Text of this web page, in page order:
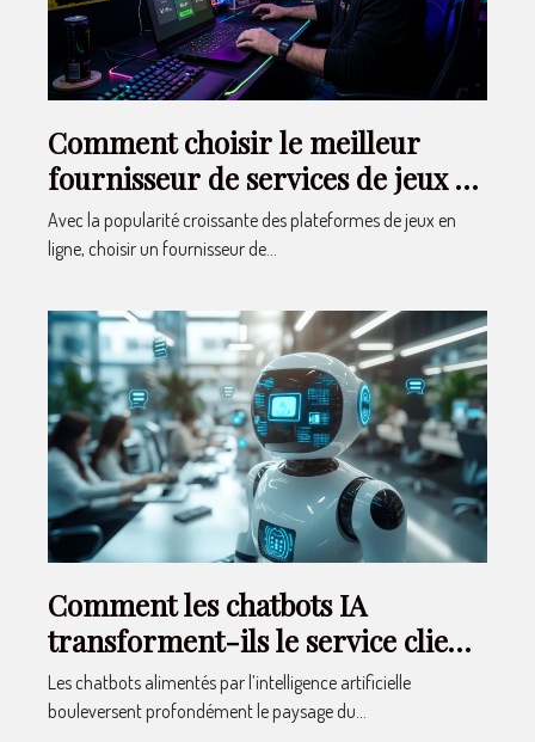
Comment choisir le meilleur
fournisseur de services de jeux en
ligne ?
Avec la popularité croissante des plateformes de jeux en
ligne, choisir un fournisseur de...
Comment les chatbots IA
transforment-ils le service client
?
Les chatbots alimentés par l’intelligence artificielle
bouleversent profondément le paysage du...